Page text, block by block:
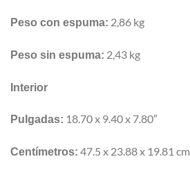
Peso con espuma: 2,86 kg
Peso sin espuma: 2,43 kg
Interior
Pulgadas: 18.70 x 9.40 x 7.80″
Centímetros: 47.5 x 23.88 x 19.81 cm